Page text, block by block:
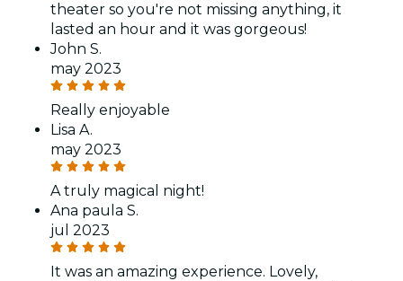
theater so you're not missing anything, it
lasted an hour and it was gorgeous!
John S.
may 2023
Really enjoyable
Lisa A.
may 2023
A truly magical night!
Ana paula S.
jul 2023
It was an amazing experience. Lovely,